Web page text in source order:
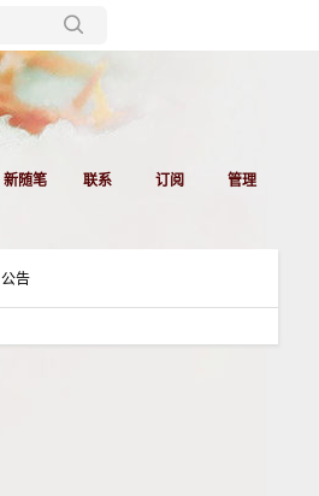
所有博客
当前博客
新随笔 联系 订阅 管理
公告